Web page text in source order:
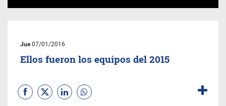
Jue07/01/2016
Ellos fueron los equipos del 2015